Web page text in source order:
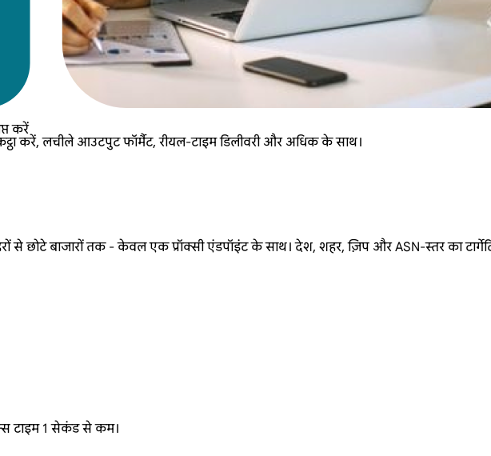
करें
करें, लचीले आउटपुट फॉर्मैट, रीयल-टाइम डिलीवरी और अधिक के साथ।
से छोटे बाजारों तक - केवल एक प्रॉक्सी एंडपॉइंट के साथ। देश, शहर, ज़िप और ASN-स्तर का
टाइम 1 सेकंड से कम।